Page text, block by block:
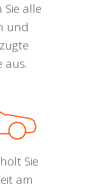
alle
und
aus.
Sie
am